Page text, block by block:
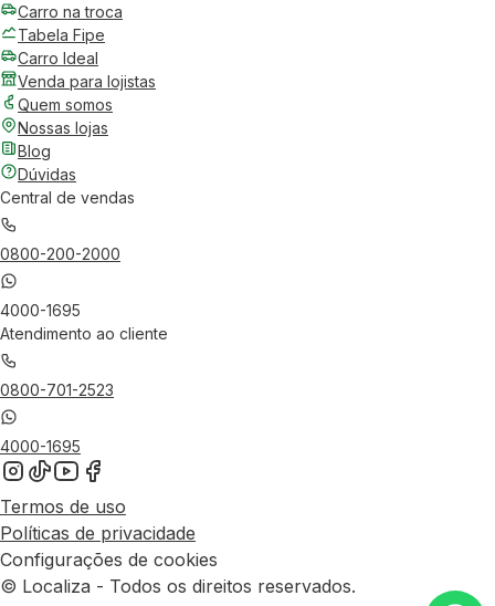
Carro na troca
Tabela Fipe
Carro Ideal
Venda para lojistas
Quem somos
Nossas lojas
Blog
Dúvidas
Central de vendas
0800-200-2000
4000-1695
Atendimento ao cliente
0800-701-2523
4000-1695
Termos de uso
Políticas de privacidade
Configurações de cookies
© Localiza - Todos os direitos reservados.